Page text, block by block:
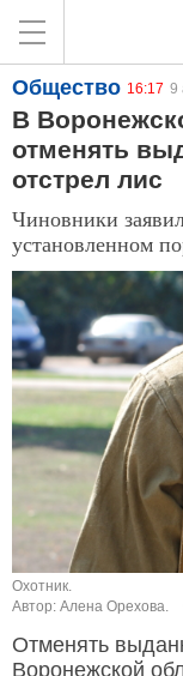
Общество 16:17 9
В
отменять
отстрел лис
Чиновники
установленном
Охотник.
Автор: Алена Орехова.
Отменять
Воронежской